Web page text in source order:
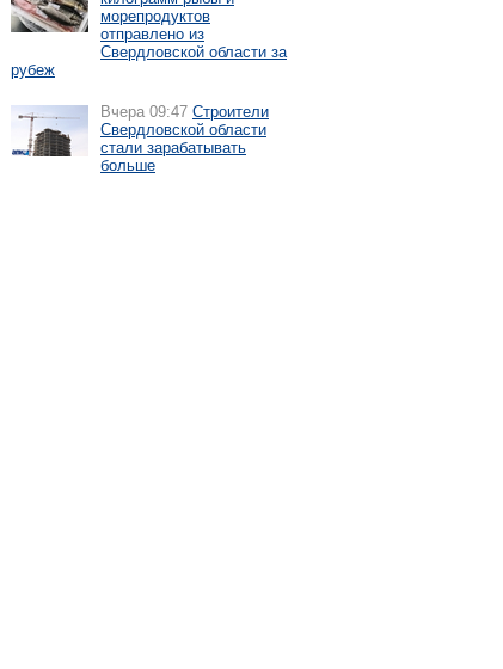
морепродуктов
отправлено из
Свердловской области за
рубеж
Вчера 09:47 Строители
Свердловской области
стали зарабатывать
больше